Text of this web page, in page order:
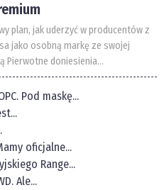
plan, jak uderzyć w producentów z
jako osobną markę ze swojej
Pierwotne doniesienia...
Pod maskę...
oficjalne...
Range...
Ale...